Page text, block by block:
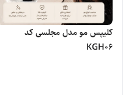
کلیپس مو مدل مجلسی کد
KGH0۶